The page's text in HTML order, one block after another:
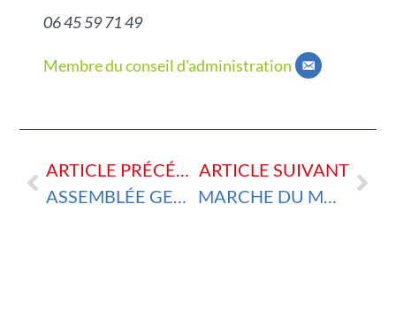
06 45 59 71 49
Membre du conseil d'administration
ARTICLE PRÉCÉDENT
ASSEMBLÉE GENERALE 28 JANVIER 2025
ARTICLE SUIVANT
MARCHE DU MOIS DE FÉVRIER 2025